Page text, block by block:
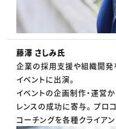
藤澤 さしみ氏
企業の採用支援や組織開発
イベントに出演。
イベントの企画制作・運営か
レンスの成功に寄与。 プロ
コーチングを各種クライアン